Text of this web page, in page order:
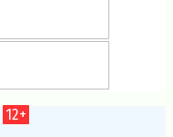
12+